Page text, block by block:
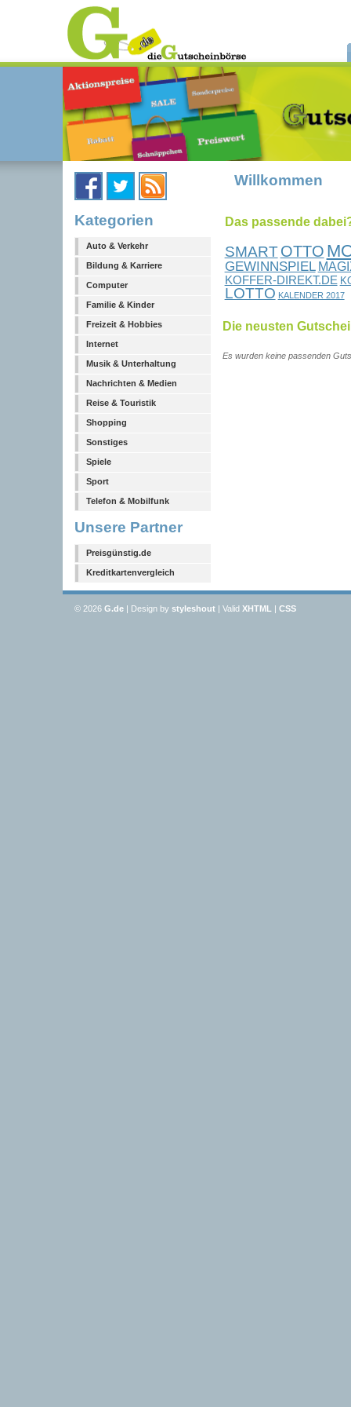
Kategorien
Auto & Verkehr
Bildung & Karriere
Computer
Familie & Kinder
Freizeit & Hobbies
Internet
Musik & Unterhaltung
Nachrichten & Medien
Reise & Touristik
Shopping
Sonstiges
Spiele
Sport
Telefon & Mobilfunk
Unsere Partner
Preisgünstig.de
Kreditkartenvergleich
Willkommen
Das passende
SMART OTTO
GEWINNSPIEL
KOFFER-DIREKT.DE
LOTTO KALENDER 2017
Die neusten
Es wurden keine passenden
© 2026 G.de | Design by styleshout | Valid XHTML | CSS